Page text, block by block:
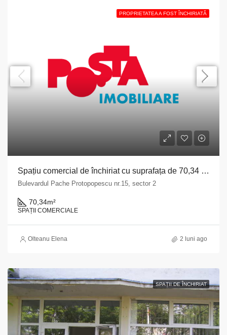
PROPRIETATEA A FOST ÎNCHIRIATĂ
Spațiu comercial de închiriat cu suprafața de 70,34 mp situat în Municipiul București, Bulevardul Pache Protopopescu, nr. 15, sector 2
Bulevardul Pache Protopopescu nr.15, sector 2
70,34m²
SPAȚII COMERCIALE
Olteanu Elena 2 luni ago
SPAȚII DE ÎNCHIRIAT